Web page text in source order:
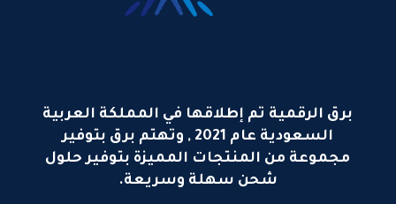
برق الرقمية تم إطلاقها في المملكة العربية
السعودية عام 2021 , وتهتم برق بتوفير
مجموعة من المنتجات المميزة بتوفير حلول
شحن سهلة وسريعة.